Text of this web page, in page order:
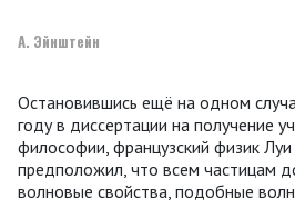
А. Эйнштейн
Остановившись ещё на одном
году в диссертации на получение
философии, французский физик
предположил, что всем частицам
волновые свойства, подобные